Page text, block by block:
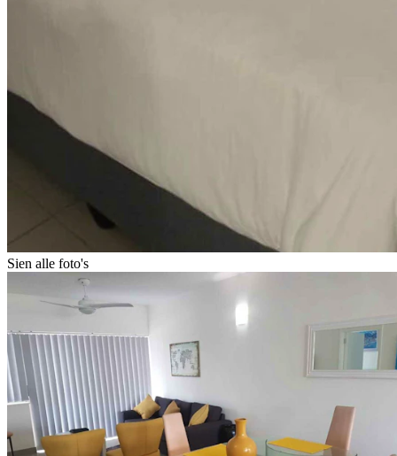
Sien alle foto's